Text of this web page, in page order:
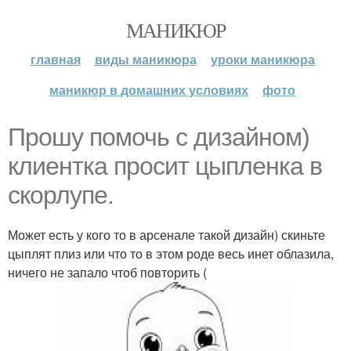
МАНИКЮР
главная виды маникюра
уроки маникюра
маникюр в домашних условиях
фото
Прошу помочь с дизайном)
клиентка просит цыпленка в
скорлупе.
Может есть у кого то в арсенале такой дизайн) скиньте
цыплят плиз или что то в этом роде весь инет облазила,
ничего не запало чтоб повторить (